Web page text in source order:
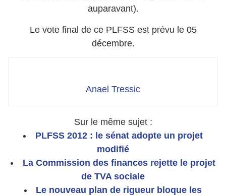
auparavant).
Le vote final de ce PLFSS est prévu le 05
décembre.
Anael Tressic
Sur le même sujet :
PLFSS 2012 : le sénat adopte un projet
modifié
La Commission des finances rejette le projet
de TVA sociale
Le nouveau plan de rigueur bloque les